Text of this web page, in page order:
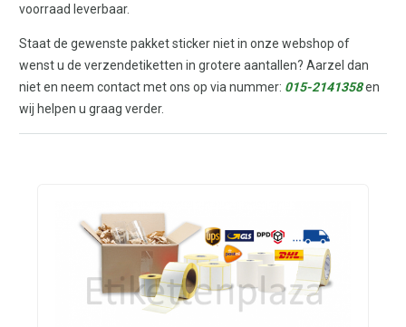
voorraad leverbaar.
Staat de gewenste pakket sticker niet in onze webshop of
wenst u de verzendetiketten in grotere aantallen? Aarzel dan
niet en neem contact met ons op via nummer: 015-2141358en
wij helpen u graag verder.